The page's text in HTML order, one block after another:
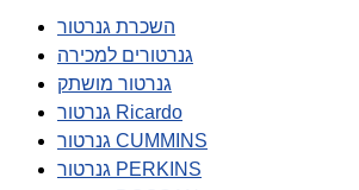
השכרת גנרטור
גנרטורים למכירה
גנרטור מושתק
גנרטור Ricardo
גנרטור CUMMINS
גנרטור PERKINS